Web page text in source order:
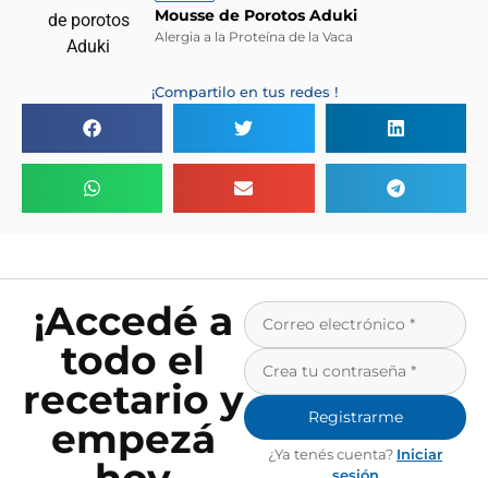
Mousse de Porotos Aduki
Alergia a la Proteína de la Vaca
¡Compartilo en tus redes !
¡Accedé a
todo el
recetario y
empezá
Registrarme
¿Ya tenés cuenta? Iniciar